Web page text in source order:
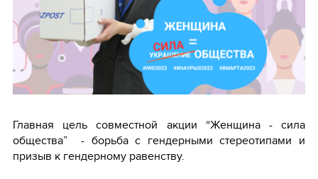
Главная цель совместной акции “Женщина - сила
общества” - борьба с гендерными стереотипами и
призыв к гендерному равенству.